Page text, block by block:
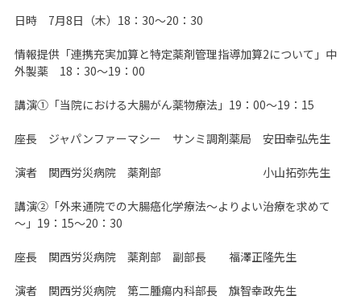
日時 7月8日（木）18：30～20：30
情報提供「連携充実加算と特定薬剤管理指導加算2について」中
外製薬 18：30～19：00
講演①「当院における大腸がん薬物療法」19：00～19：15
座長 ジャパンファーマシー サンミ調剤薬局 安田幸弘先生
演者 関西労災病院 薬剤部 小山拓弥先生
講演②「外来通院での大腸癌化学療法～よりよい治療を求めて
～」19：15～20：30
座長 関西労災病院 薬剤部 副部長 福澤正隆先生
演者 関西労災病院 第二腫瘍内科部長 旗智幸政先生